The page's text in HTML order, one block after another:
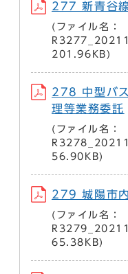
277 新青谷
(ファイル名：
201.96KB)
278 中型バ
理等業務委託
(ファイル名：
56.90KB)
279 城陽市
(ファイル名：
65.38KB)